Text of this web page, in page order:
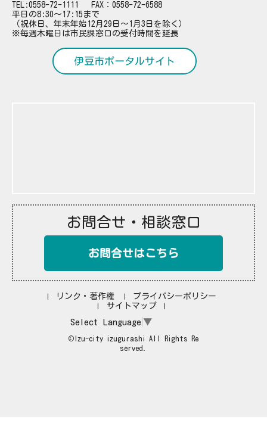
TEL:0558-72-1111
FAX：0558-72-6588
平日の8:30～17:15まで
（祝休日、年末年始12月29日～1月3日を除く）
※毎週木曜日は市民課窓口の受付時間を延長
伊豆市ポータルサイト
お問合せ・相談窓口
お問合せはこちら
リンク・著作権
プライバシーポリシー
サイトマップ
Select Language ▼
©Izu-city izugurashi All Rights Re
served.